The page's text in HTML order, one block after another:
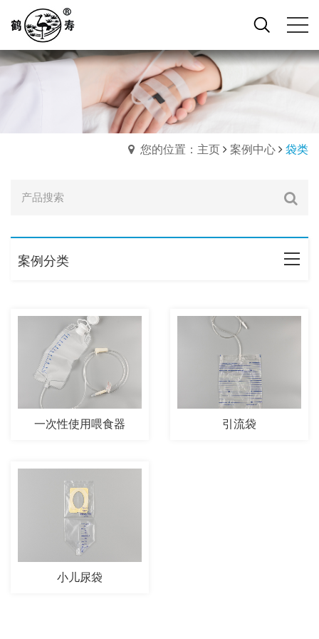
您的位置：主页 案例中心 袋类
案例分类
一次性使用喂食器 引流袋
小儿尿袋